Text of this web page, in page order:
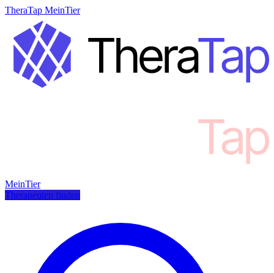
TheraTap MeinTier
MeinTier
Therapeuten finden